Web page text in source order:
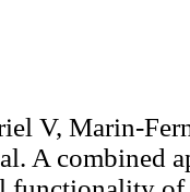
V, Marin-
A combined